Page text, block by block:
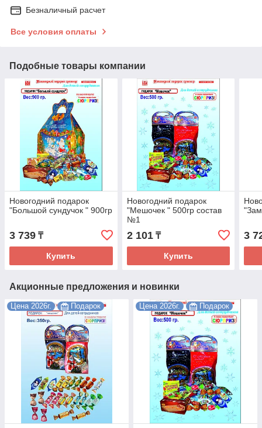
Безналичный расчет
Все условия оплаты
Подобные товары компании
Новогодний подарок
"Большой сундучок " 900гр
3 739 ₸
Купить
Новогодний подарок
"Мешочек " 500гр состав
№1
2 101₸
Купить
3
Акционные предложения и новинки
Цена 2026г. Подарок Цена 2026г. Подарок